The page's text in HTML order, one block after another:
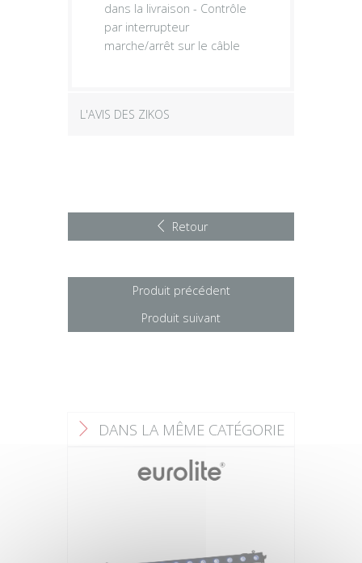
dans la livraison - Contrôle
par interrupteur
marche/arrêt sur le câble
L'AVIS DES ZIKOS
Retour
Produit précédent
Produit suivant
F DANS LA MÊME CATÉGORIE